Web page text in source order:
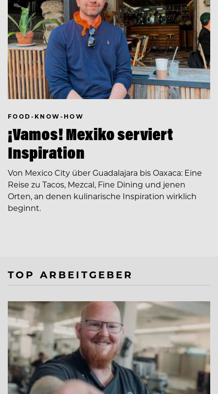
FOOD-KNOW-HOW
¡Vamos! Mexiko serviert
Inspiration
Von Mexico City über Guadalajara bis Oaxaca: Eine
Reise zu Tacos, Mezcal, Fine Dining und jenen
Orten, an denen kulinarische Inspiration wirklich
beginnt.
TOP ARBEITGEBER